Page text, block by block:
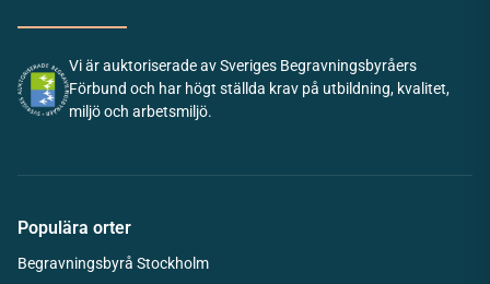
Vi är auktoriserade av Sveriges Begravningsbyråers
Förbund och har högt ställda krav på utbildning, kvalitet,
miljö och arbetsmiljö.
Populära orter
Begravningsbyrå Stockholm